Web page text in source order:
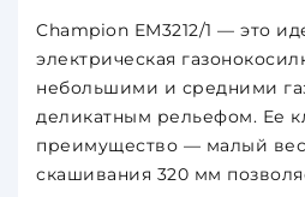
Champion EM3212/1 — это
электрическая
небольшими и средними
деликатным рельефом. Ее
преимущество — малый вес
скашивания 320 мм